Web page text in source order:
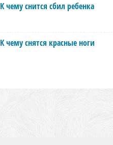
К чему снится сбил ребенка
К чему снятся красные ноги